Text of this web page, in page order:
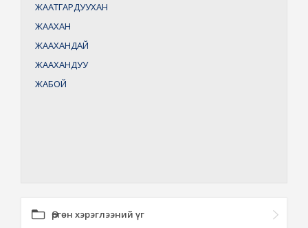
ЖААТГАРДУУХАН
ЖААХАН
ЖААХАНДАЙ
ЖААХАНДУУ
ЖАБОЙ
Өргөн хэрэглээний үг